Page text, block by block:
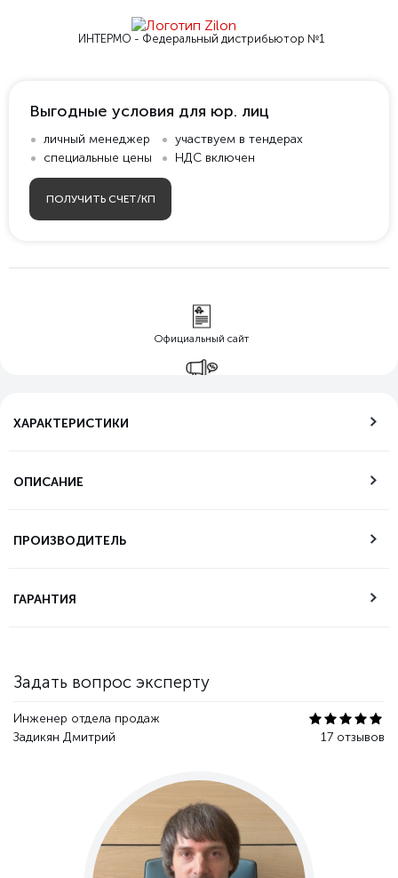
ИНТЕРМО - Федеральный дистрибьютор №1
Выгодные условия для юр. лиц
личный менеджер
специальные цены
участвуем в тендерах
НДС включен
ПОЛУЧИТЬ СЧЕТ/КП
Официальный сайт
Задать вопрос эксперту
Инженер отдела продаж
Задикян Дмитрий
17 отзывов
ХАРАКТЕРИСТИКИ
ОПИСАНИЕ
ПРОИЗВОДИТЕЛЬ
ГАРАНТИЯ